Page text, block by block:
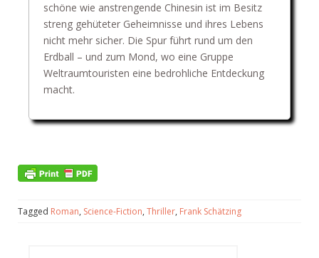
schöne wie anstrengende Chinesin ist im Besitz
streng gehüteter Geheimnisse und ihres Lebens
nicht mehr sicher. Die Spur führt rund um den
Erdball – und zum Mond, wo eine Gruppe
Weltraumtouristen eine bedrohliche Entdeckung
macht.
Tagged Roman, Science-Fiction, Thriller, Frank Schätzing